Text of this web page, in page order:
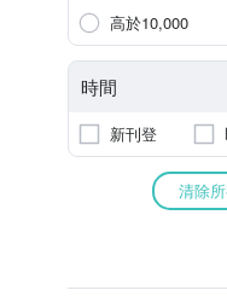
高於10,000
時間
新刊登
清除